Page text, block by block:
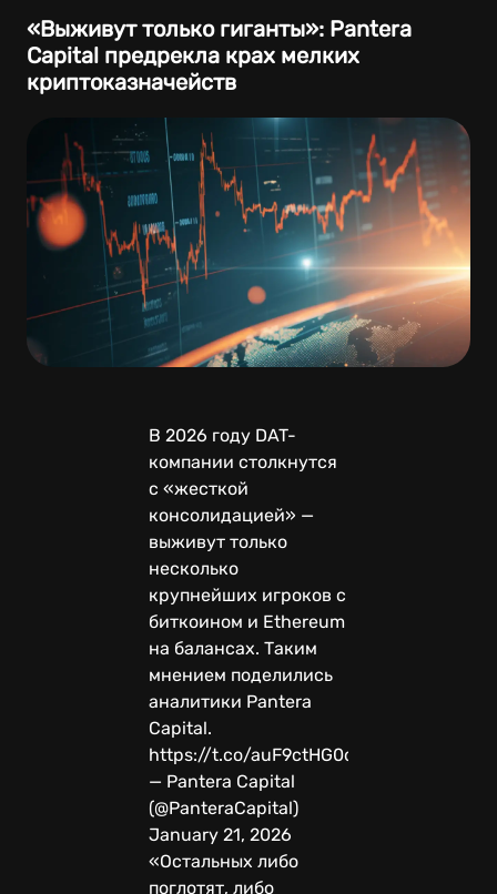
«Выживут только гиганты»: Pantera
Capital предрекла крах мелких
криптоказначейств
В 2026 году DAT-
компании столкнутся
с «жесткой
консолидацией» —
выживут только
несколько
крупнейших игроков с
биткоином и Ethereum
на балансах. Таким
мнением поделились
аналитики Pantera
Capital.
https://t.co/auF9ctHG0d
— Pantera Capital
(@PanteraCapital)
January 21, 2026
«Остальных либо
поглотят, либо